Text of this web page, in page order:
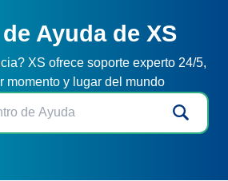
Ayuda de XS
XS ofrece soporte experto 24/5,
momento y lugar del mundo